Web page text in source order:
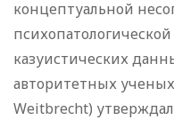
концептуальной
казуистических
авторитетных ученых
Weitbrecht)